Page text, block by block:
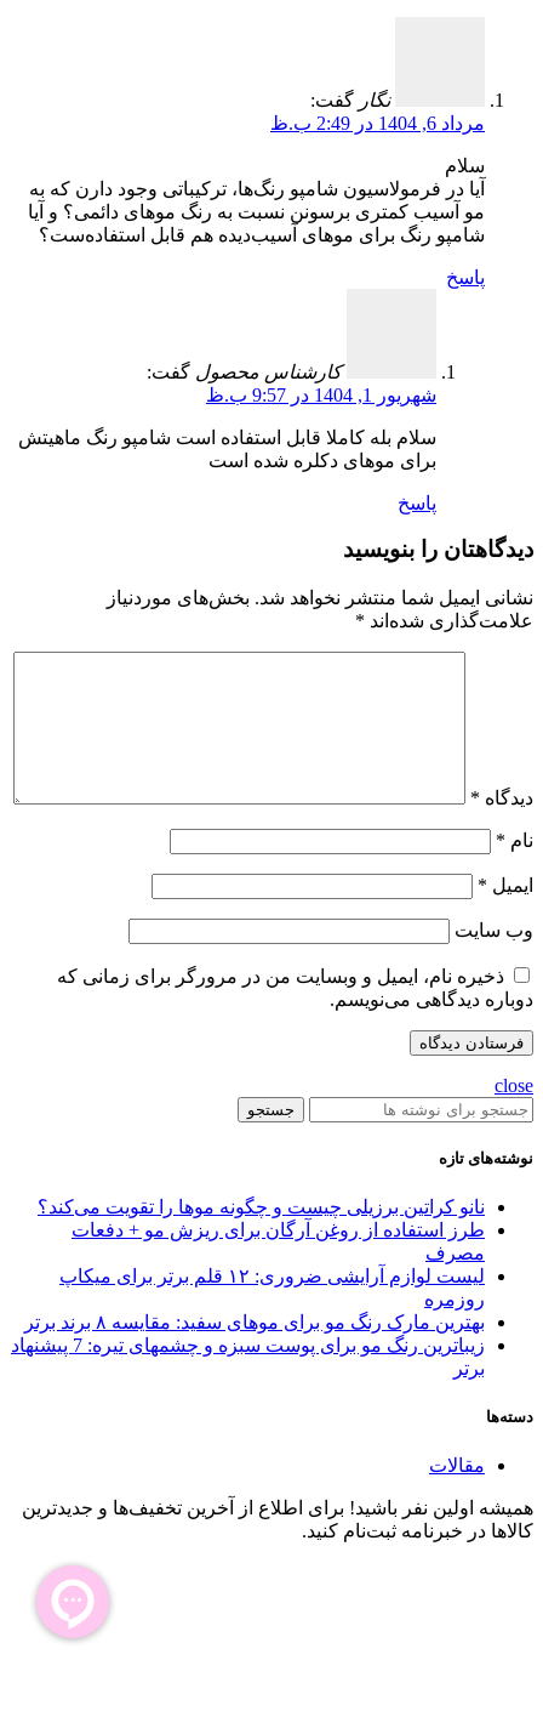
نگار گفت:
مرداد 6, 1404 در 2:49 ب.ظ
سلام
آیا در فرمولاسیون شامپو رنگ‌ها، ترکیباتی وجود دارن که به
مو آسیب کمتری برسونن نسبت به رنگ موهای دائمی؟ و آیا
شامپو رنگ برای موهای آسیب‌دیده هم قابل استفاده‌ست؟
پاسخ
کارشناس محصول گفت:
شهریور 1, 1404 در 9:57 ب.ظ
سلام بله کاملا قابل استفاده است شامپو رنگ ماهیتش
برای موهای دکلره شده است
پاسخ
دیدگاهتان را بنویسید
نشانی ایمیل شما منتشر نخواهد شد. بخش‌های موردنیاز
علامت‌گذاری شده‌اند *
دیدگاه *
نام *
ایمیل *
وب‌ سایت
ذخیره نام، ایمیل و وبسایت من در مرورگر برای زمانی که
دوباره دیدگاهی می‌نویسم.
close
جستجو
نوشته‌های تازه
نانو کراتین برزیلی چیست و چگونه موها را تقویت می‌کند؟
طرز استفاده از روغن آرگان برای ریزش مو + دفعات
مصرف
لیست لوازم آرایشی ضروری: ۱۲ قلم برتر برای میکاپ
روزمره
بهترین مارک رنگ مو برای موهای سفید: مقایسه ۸ برند برتر
زیباترین رنگ مو برای پوست سبزه و چشمهای تیره: 7 پیشنهاد
برتر
دسته‌ها
مقالات
همیشه اولین نفر باشید! برای اطلاع از آخرین تخفیف‌ها و جدیدترین
کالاها در خبرنامه ثبت‌نام کنید.